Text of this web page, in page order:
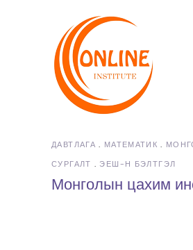
ДАВТЛАГА МАТЕМАТИК
СУРГАЛТ
ЭЕШ-Н БЭЛТГЭЛ
Монголын цахим